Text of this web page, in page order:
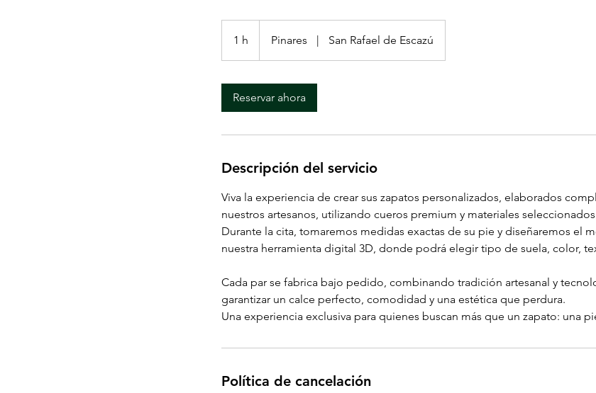
1 h Pinares | San Rafael de Escazú
Reservar ahora
Descripción del servicio
Viva la experiencia de crear sus zapatos personalizados, elaborados
nuestros artesanos, utilizando cueros premium y materiales
Durante la cita, tomaremos medidas exactas de su pie y diseñaremos el
nuestra herramienta digital 3D, donde podrá elegir tipo de suela, color,
Cada par se fabrica bajo pedido, combinando tradición artesanal y
garantizar un calce perfecto, comodidad y una estética que perdura.
Una experiencia exclusiva para quienes buscan más que un zapato: una
Política de cancelación